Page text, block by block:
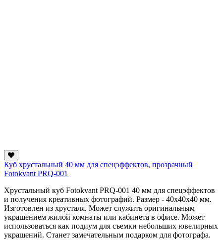
Куб хрустальный 40 мм для спецэффектов, прозрачный
Fotokvant PRQ-001
Хрустальный куб Fotokvant PRQ-001 40 мм для спецэффектов
и получения креативных фотографий. Размер - 40х40х40 мм.
Изготовлен из хрусталя. Может служить оригинальным
украшением жилой комнаты или кабинета в офисе. Может
использоваться как подиум для съемки небольших ювелирных
украшений. Станет замечательным подарком для фотографа.